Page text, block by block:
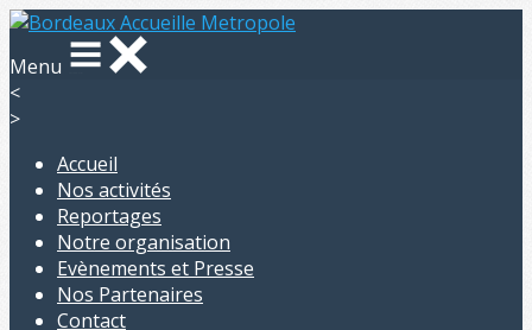
Menu
<
>
Accueil
Nos activités
Reportages
Notre organisation
Evènements et Presse
Nos Partenaires
Contact